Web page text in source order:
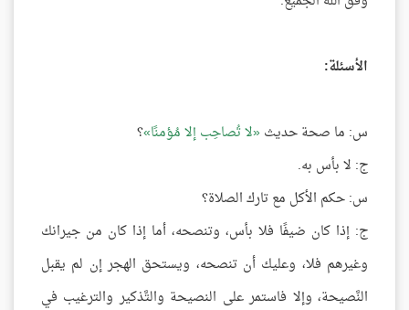
الأسئلة:
س: ما صحة حديث لا تُصاحِب إلا مُؤمنًا ؟
ج: لا بأس به.
س: حكم الأكل مع تارك الصلاة؟
ج: إذا كان ضيفًا فلا بأس، وتنصحه، أما إذا كان من جيرانك
وغيرهم فلا، وعليك أن تنصحه، ويستحق الهجر إن لم يقبل
النَّصيحة، وإلا فاستمر على النصيحة والتَّذكير والترغيب في